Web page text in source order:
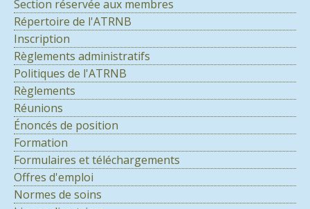
Section réservée aux membres
Répertoire de l'ATRNB
Inscription
Règlements administratifs
Politiques de l'ATRNB
Règlements
Réunions
Énoncés de position
Formation
Formulaires et téléchargements
Offres d'emploi
Normes de soins